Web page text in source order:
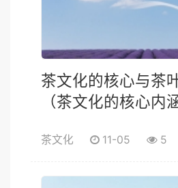
茶文化的核心与茶
（茶文化的核心内
茶文化 11-05 5